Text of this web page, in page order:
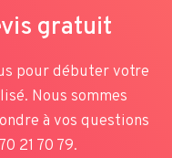
gratuit
pour débuter votre
Nous sommes
à vos questions
21 70 79.